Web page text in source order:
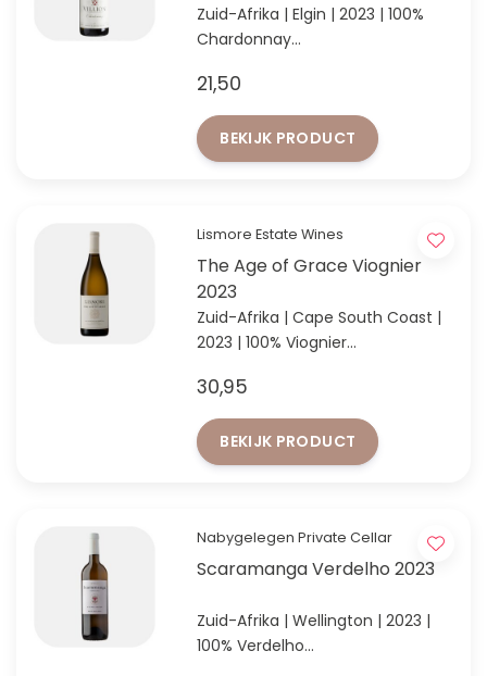
Zuid-Afrika | Elgin | 2023 | 100%
Chardonnay
Zuid-Afrika
21,50
BEKIJK PRODUCT
Lismore Estate Wines
The Age of Grace Viognier
2023
Zuid-Afrika | Cape South Coast |
2023 | 100% Viognier
verfijnd!
30,95
BEKIJK PRODUCT
Nabygelegen Private Cellar
Scaramanga Verdelho 2023
Zuid-Afrika | Wellington | 2023 |
100% Verdelho